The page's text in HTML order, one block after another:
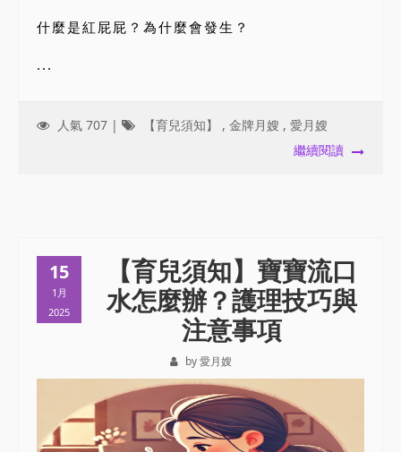
什麼是紅屁屁？為什麼會發生？
...
人氣 707 | 【育兒須知】 , 金牌月嫂 , 愛月嫂
繼續閱讀
15
1月
2025
【育兒須知】寶寶流口
水怎麼辦？護理技巧與
注意事項
by 愛月嫂